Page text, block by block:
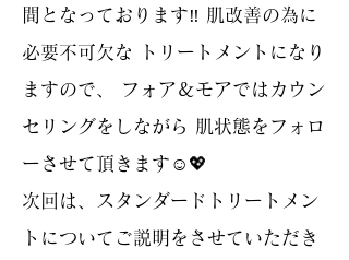
間となっております‼️ 肌改善の為に
必要不可欠な トリートメントになり
ますので、 フォア＆モアではカウン
セリングをしながら 肌状態をフォロ
ーさせて頂きます☺️💖
次回は、スタンダードトリートメン
トについてご説明をさせていただき